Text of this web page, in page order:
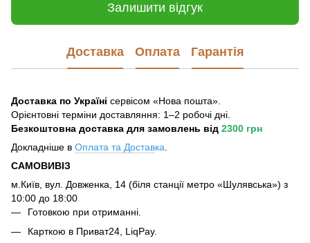
Залишити відгук
Доставка Оплата Гарантія
Доставка по Україні сервісом «Нова пошта».
Орієнтовні терміни доставляння: 1–2 робочі дні.
Безкоштовна доставка для замовлень від 2300 грн
Докладніше в Оплата та Доставка
САМОВИВІЗ
м.Київ, вул. Довженка, 14 (біля станції метро «Шулявська») з
10:00 до 18:00
Готовкою при отриманні.
Карткою в Приват24, LiqPay.